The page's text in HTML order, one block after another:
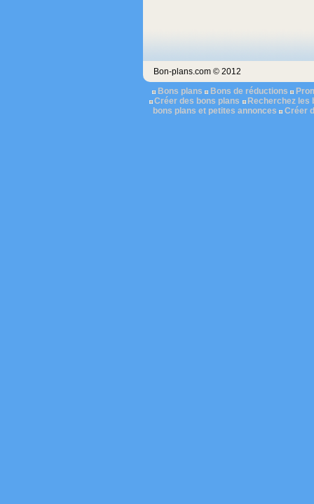
Bon-plans.com © 2012
Bons plans
Bons de réductions
Créer des bons plans
Recherchez les
bons plans et petites annonces
Créer